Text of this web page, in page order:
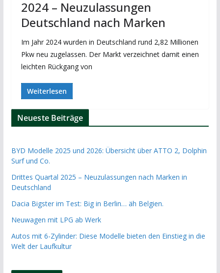
2024 – Neuzulassungen
Deutschland nach Marken
Im Jahr 2024 wurden in Deutschland rund 2,82 Millionen
Pkw neu zugelassen. Der Markt verzeichnet damit einen
leichten Rückgang von
Weiterlesen
Neueste Beiträge
BYD Modelle 2025 und 2026: Übersicht über ATTO 2, Dolphin
Surf und Co.
Drittes Quartal 2025 – Neuzulassungen nach Marken in
Deutschland
Dacia Bigster im Test: Big in Berlin… äh Belgien.
Neuwagen mit LPG ab Werk
Autos mit 6-Zylinder: Diese Modelle bieten den Einstieg in die
Welt der Laufkultur